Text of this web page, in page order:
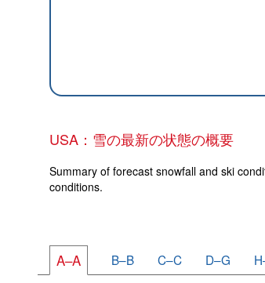
USA：雪の最新の状態の概要
Summary of forecast snowfall and ski
conditions.
A–A B–B C–C D–G